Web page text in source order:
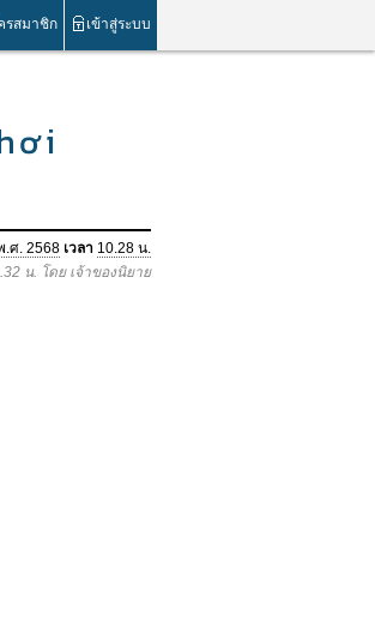
รสมาชิก เข้าสู่ระบบ
ศ. 2568 เวลา 10.28 น.
น. โดย เจ้าของนิยาย